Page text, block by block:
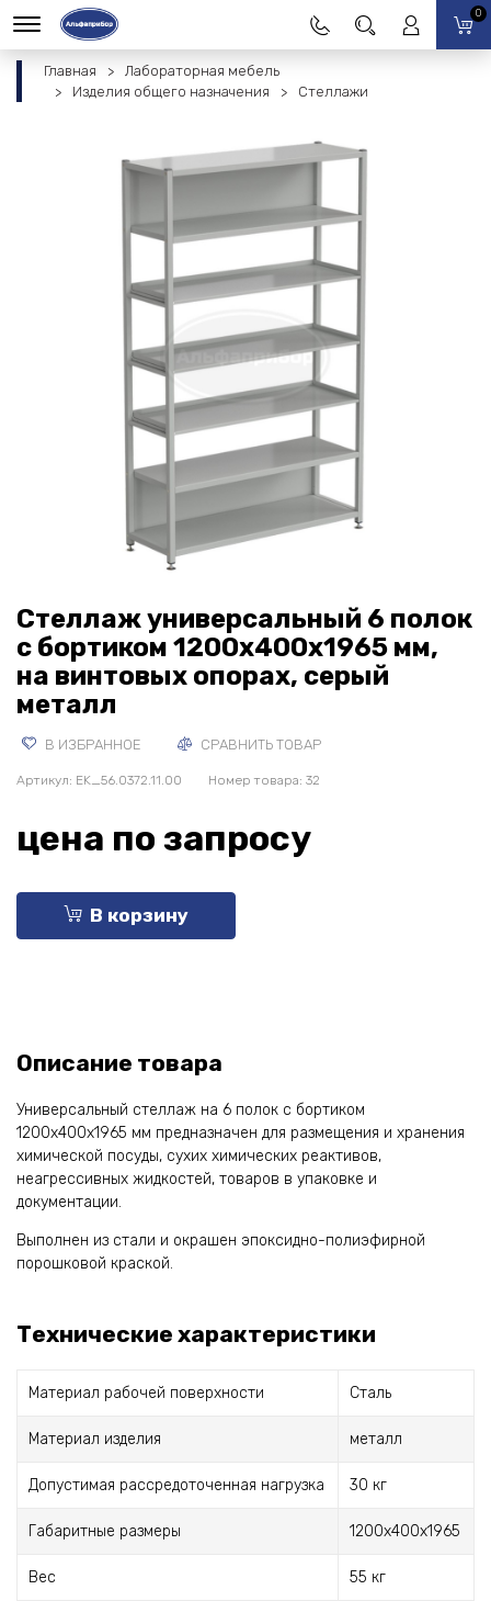
0
Главная
Лабораторная мебель
Изделия общего назначения
Стеллажи
Стеллаж универсальный 6 полок
с бортиком 1200x400x1965 мм,
на винтовых опорах, серый
металл
В ИЗБРАННОЕ СРАВНИТЬ ТОВАР
Артикул: EK_56.0372.11.00 Номер товара: 32
цена по запросу
В корзину
Описание товара
Универсальный стеллаж на 6 полок с бортиком
1200x400x1965 мм предназначен для размещения и хранения
химической посуды, сухих химических реактивов,
неагрессивных жидкостей, товаров в упаковке и
документации.
Выполнен из стали и окрашен эпоксидно-полиэфирной
порошковой краской.
Технические характеристики
Материал рабочей поверхности Сталь
Материал изделия металл
Допустимая рассредоточенная нагрузка 30 кг
Габаритные размеры 1200x400x1965
Вес 55 кг